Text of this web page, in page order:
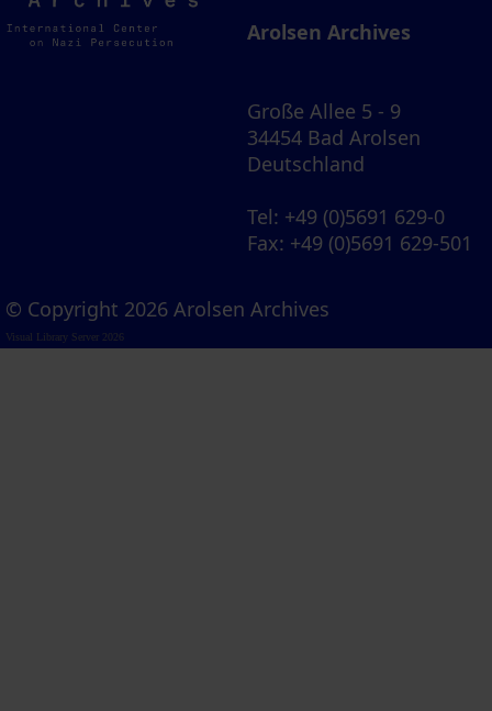
Arolsen Archives
Große Allee 5 - 9
34454 Bad Arolsen
Deutschland
Tel: +49 (0)5691 629-0
Fax: +49 (0)5691 629-501
© Copyright 2026 Arolsen Archives
Visual Library Server 2026